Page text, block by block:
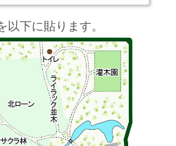
以下に貼ります。